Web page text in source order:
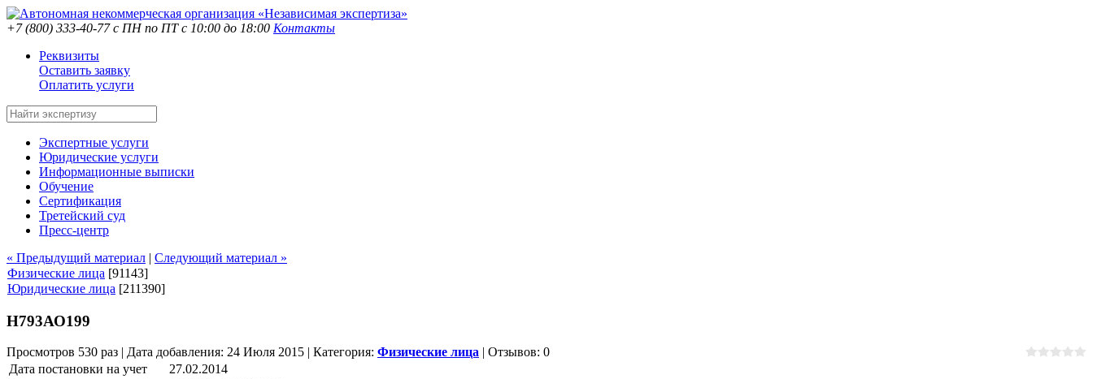
+7 (800) 333-40-77с ПН по ПТ с 10:00 до 18:00 Контакты
Реквизиты
Оставить заявку
Оплатить услуги
Экспертные услуги
Юридические услуги
Информационные выписки
Обучение
Сертификация
Третейский суд
Пресс-центр
« Предыдущий материал | Следующий материал »
Физические лица [91143]
Юридические лица [211390]
Н793АО199
Просмотров 530 раз | Дата добавления: 24 Июля 2015 | Категория: Физические лица | Отзывов: 0
Дата постановки на учет
27.02.2014